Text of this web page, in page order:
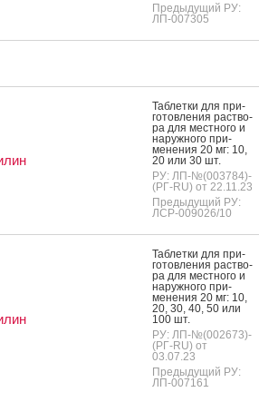
Предыдущий РУ:
ЛП-007305
Таб­летки для при­
готов­ле­ния рас­тво­
ра для мес­тно­го и
на­руж­но­го при­
мене­ния 20 мг: 10,
20 или 30 шт.
РУ: ЛП-№(003784)-
(РГ-RU) от 22.11.23
Предыдущий РУ:
ЛСР-009026/10
Таб­летки для при­
готов­ле­ния рас­тво­
ра для мес­тно­го и
на­руж­но­го при­
мене­ния 20 мг: 10,
20, 30, 40, 50 или
100 шт.
РУ: ЛП-№(002673)-
(РГ-RU) от
03.07.23
Предыдущий РУ:
ЛП-007161